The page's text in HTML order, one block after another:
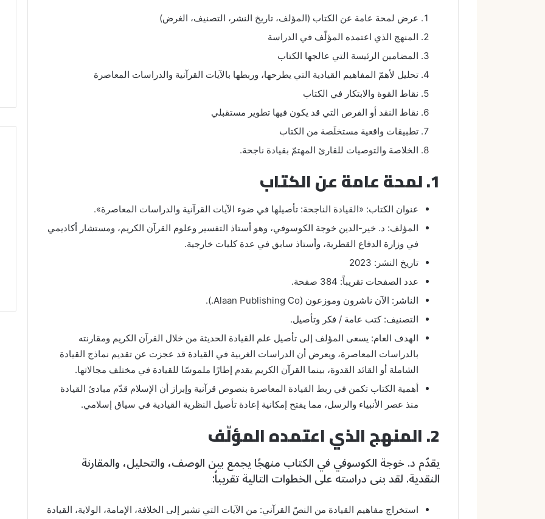
عرض لمحة عامة عن الكتاب (المؤلف، تاريخ النشر، التصنيف، الغرض)
المنهج الذي اعتمده المؤلّف في الدراسة
المضامين الرئيسة التي عالجها الكتاب
تحليل لأهمّ المفاهيم القيادية التي يطرحها، وربطها بالآيات القرآنية والدراسات المعاصرة
نقاط القوة والابتكار في الكتاب
نقاط النقد أو الفرص التي قد يكون فيها تطوير مستقبلي
تطبيقات واقعية مستخلَصة من الكتاب
الخلاصة والتوصيات للقارئ المهتمّ بقيادة ناجحة.
1. لمحة عامة عن الكتاب
عنوان الكتاب: «القيادة الناجحة: تأصيلها في ضوء الآيات القرآنية والدراسات المعاصرة».
المؤلف: د. خير-الدين خوجة الكوسوفي، وهو أستاذ التفسير وعلوم القرآن الكريم، ومستشار أكاديمي
في وزارة الدفاع القطرية، وأستاذ سابق في عدة كليات خارجية.
تاريخ النشر: 2023
عدد الصفحات تقريباً: 384 صفحة.
الناشر: الآن ناشرون وموزعون (Alaan Publishing Co.).
التصنيف: كتب عامة / فكر وتأصيل.
الهدف العام: يسعى المؤلف إلى تأصيل علم القيادة الحديثة من خلال القرآن الكريم ومقارنته
بالدراسات المعاصرة، ويعرض أن الدراسات الغربية في القيادة قد عجزت عن تقديم نماذج القيادة
الشاملة أو القائد القدوة، بينما القرآن الكريم يقدم إطارًا ملموسًا للقيادة في مختلف مجالاتها.
أهمية الكتاب تكمن في ربط القيادة المعاصرة بنصوص قرآنية وإبراز أن الإسلام قدّم مبادئ القيادة
منذ عصر الأنبياء والرسل، مما يفتح إمكانية إعادة تأصيل النظرية القيادية في سياق إسلامي.
2. المنهج الذي اعتمده المؤلّف
يقدّم د. خوجة الكوسوفي في الكتاب منهجًا يجمع بين الوصف، والتحليل، والمقارنة
النقدية. لقد بنى دراسته على الخطوات التالية تقريباً:
استخراج مفاهيم القيادة من النصّ القرآني: من الآيات التي تشير إلى الخلافة، الإمامة، الولاية، القيادة